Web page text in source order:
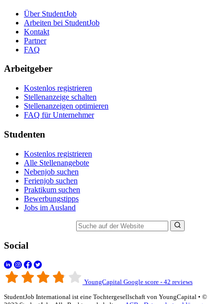
Über StudentJob
Arbeiten bei StudentJob
Kontakt
Partner
FAQ
Arbeitgeber
Kostenlos registrieren
Stellenanzeige schalten
Stellenanzeigen optimieren
FAQ für Unternehmer
Studenten
Kostenlos registrieren
Alle Stellenangebote
Nebenjob suchen
Ferienjob suchen
Praktikum suchen
Bewerbungstipps
Jobs im Ausland
Social
YoungCapital Google score - 42 reviews
StudentJob International ist eine Tochtergesellschaft von YoungCapital • ©